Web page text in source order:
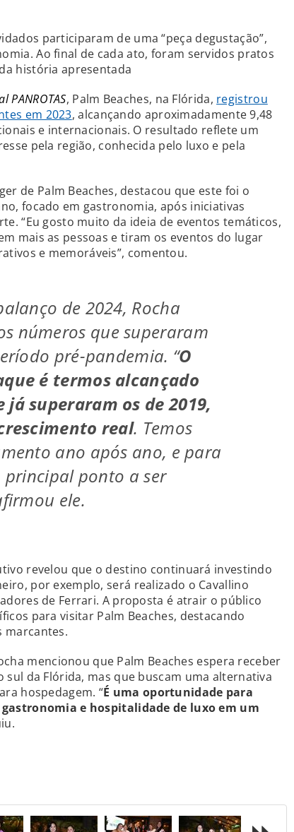
participaram de uma “peça degustação”,
Ao final de cada ato, foram servidos pratos
história apresentada
PANROTAS, Palm Beaches, na Flórida, registrou
em 2023, alcançando aproximadamente 9,48
e internacionais. O resultado reflete um
pela região, conhecida pelo luxo e pela
de Palm Beaches, destacou que este foi o
focado em gastronomia, após iniciativas
“Eu gosto muito da ideia de eventos temáticos,
mais as pessoas e tiram os eventos do lugar
e memoráveis”, comentou.
de 2024, Rocha
números que superaram
pré-pandemia. “O
é termos alcançado
já superaram os de 2019,
real. Temos
ano após ano, e para
principal ponto a ser
ele.
revelou que o destino continuará investindo
por exemplo, será realizado o Cavallino
de Ferrari. A proposta é atrair o público
para visitar Palm Beaches, destacando
marcantes.
mencionou que Palm Beaches espera receber
da Flórida, mas que buscam uma alternativa
hospedagem. “É uma oportunidade para
e hospitalidade de luxo em um